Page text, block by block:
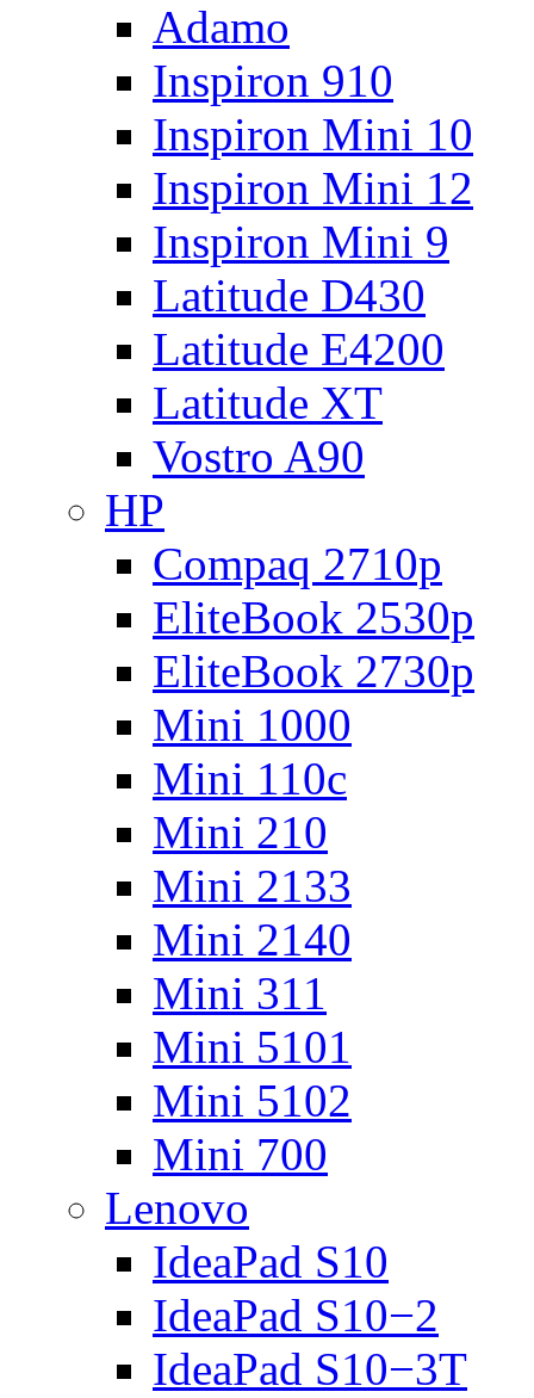
Adamo
Inspiron 910
Inspiron Mini 10
Inspiron Mini 12
Inspiron Mini 9
Latitude D430
Latitude E4200
Latitude XT
Vostro A90
HP
Compaq 2710p
EliteBook 2530p
EliteBook 2730p
Mini 1000
Mini 110c
Mini 210
Mini 2133
Mini 2140
Mini 311
Mini 5101
Mini 5102
Mini 700
Lenovo
IdeaPad S10
IdeaPad S10−2
IdeaPad S10−3T